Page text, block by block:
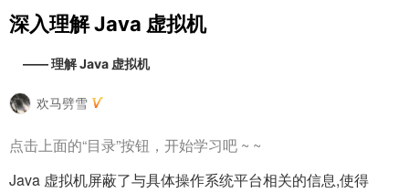
深入理解 Java 虚拟机
—— 理解 Java 虚拟机
欢马劈雪
点击上面的“目录”按钮，开始学习吧 ~ ~
Java 虚拟机屏蔽了与具体操作系统平台相关的信息,使得